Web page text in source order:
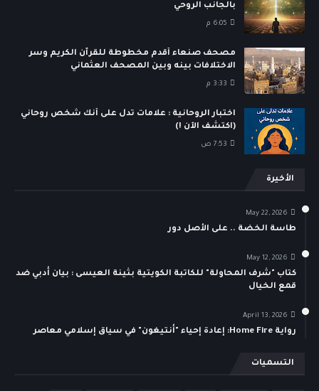
بالجانب الروحي
6:05 م
مصحف صنعاء أقدم مخطوطة للقرآن الكريم وسر
الاختلافات بينه وبين المصحف العثماني
3:33 م
اختبار الروحانية : علامات تدل على أنك شخص روحاني
(اكتشف الآن !)
7:53 ص
الأخيرة
May 22, 2026
طاسة الخضة .. على الأصل دور
May 12, 2026
كتاب "شرف المحاولة" للكاتبة الكويتية بثينة العيسى : بيان أدبي ضد
قمع الخيال
April 13, 2026
رواية Home Fire: إعادة إحياء "أنتيغون" في سياق إسلامي معاصر
التسميات